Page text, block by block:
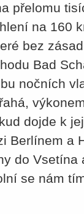
přelomu
na 160
bez
Bad
nočních
dojde k
Berlínem a
do
se nám